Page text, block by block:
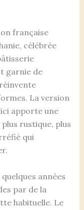
française
célébrée
garnie de
La version
apporte une
rustique, plus
qui
années
par de la
habituelle. Le